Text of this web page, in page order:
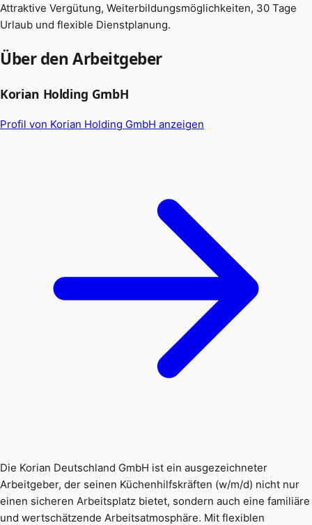
Attraktive Vergütung, Weiterbildungsmöglichkeiten, 30 Tage
Urlaub und flexible Dienstplanung.
Über den Arbeitgeber
Korian Holding GmbH
Profil von Korian Holding GmbH anzeigen
Die Korian Deutschland GmbH ist ein ausgezeichneter
Arbeitgeber, der seinen Küchenhilfskräften (w/m/d) nicht nur
einen sicheren Arbeitsplatz bietet, sondern auch eine familiäre
und wertschätzende Arbeitsatmosphäre. Mit flexiblen